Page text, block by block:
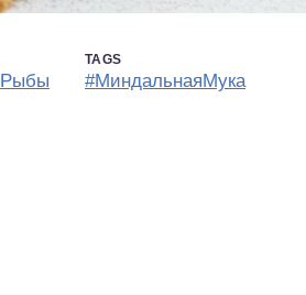
Рыбы
TAGS
#МиндальнаяМука